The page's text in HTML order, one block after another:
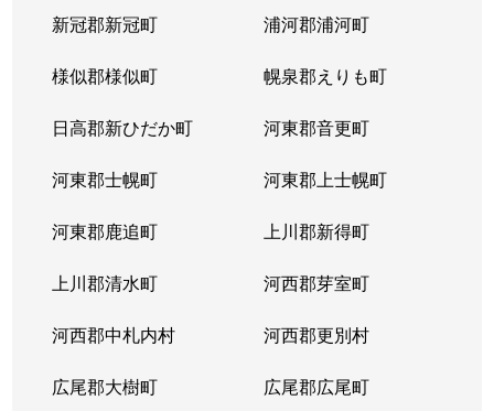
新冠郡新冠町 浦河郡浦河町
様似郡様似町 幌泉郡えりも町
日高郡新ひだか町 河東郡音更町
河東郡士幌町 河東郡上士幌町
河東郡鹿追町 上川郡新得町
上川郡清水町 河西郡芽室町
河西郡中札内村 河西郡更別村
広尾郡大樹町 広尾郡広尾町